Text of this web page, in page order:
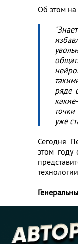
Об этом
ряде
уже
Сегодня
этом году